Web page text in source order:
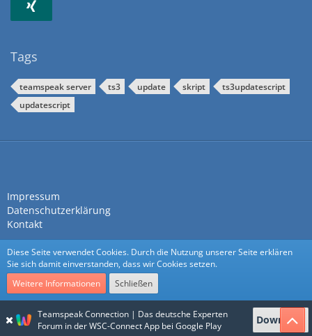
Tags
teamspeak server ts3 update skript
ts3updatescript
updatescript
Impressum
Datenschutzerklärung
Kontakt
Community-Software:WoltLab Suite™
Stil:Nexusvoncls-design
Teamspeak Connection | Das deutsche Experten
Forum in der WSC-Connect App bei Google Play
Download
Diese Seite verwendet Cookies. Durch die Nutzung unserer Seite erklären
Sie sich damit einverstanden, dass wir Cookies setzen.
Weitere Informationen
Schließen